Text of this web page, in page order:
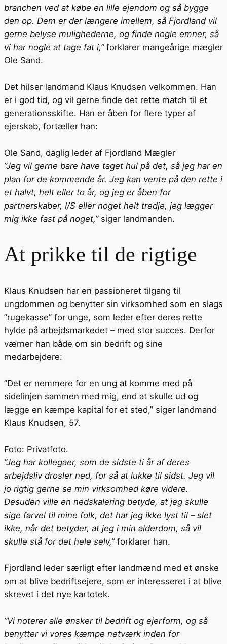
branchen ved at købe en lille ejendom og så bygge
den op. Dem er der længere imellem, så Fjordland vil
gerne belyse mulighederne, og finde nogle emner, så
vi har nogle at tage fat i,”forklarer mangeårige mægler
Ole Sand.
Det hilser landmand Klaus Knudsen velkommen. Han
er i god tid, og vil gerne finde det rette match til et
generationsskifte. Han er åben for flere typer af
ejerskab, fortæller han:
Ole Sand, daglig leder af Fjordland Mægler
”Jeg vil gerne bare have taget hul på det, så jeg har en
plan for de kommende år. Jeg kan vente på den rette i
et halvt, helt eller to år, og jeg er åben for
partnerskaber, I/S eller noget helt tredje, jeg lægger
mig ikke fast på noget,”siger landmanden.
At prikke til de rigtige
Klaus Knudsen har en passioneret tilgang til
ungdommen og benytter sin virksomhed som en slags
”rugekasse” for unge, som leder efter deres rette
hylde på arbejdsmarkedet – med stor succes. Derfor
værner han både om sin bedrift og sine
medarbejdere:
”Det er nemmere for en ung at komme med på
sidelinjen sammen med mig, end at skulle ud og
lægge en kæmpe kapital for et sted,” siger landmand
Klaus Knudsen, 57.
Foto: Privatfoto.
”Jeg har kollegaer, som de sidste ti år af deres
arbejdsliv drosler ned, for så at lukke til sidst. Jeg vil
jo rigtig gerne se min virksomhed køre videre.
Desuden ville en nedskalering betyde, at jeg skulle
sige farvel til mine folk, det har jeg ikke lyst til – slet
ikke, når det betyder, at jeg i min alderdom, så vil
skulle stå for det hele selv,”forklarer han.
Fjordland leder særligt efter landmænd med et ønske
om at blive bedriftsejere, som er interesseret i at blive
skrevet i det nye kartotek.
”Vi noterer alle ønsker til bedrift og ejerform, og så
benytter vi vores kæmpe netværk inden for